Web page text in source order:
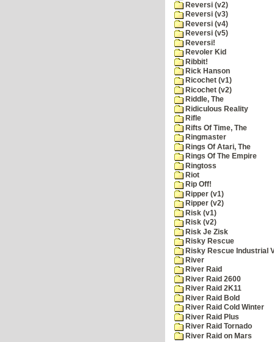
Reversi (v2)
Reversi (v3)
Reversi (v4)
Reversi (v5)
Reversi!
Revoler Kid
Ribbit!
Rick Hanson
Ricochet (v1)
Ricochet (v2)
Riddle, The
Ridiculous Reality
Rifle
Rifts Of Time, The
Ringmaster
Rings Of Atari, The
Rings Of The Empire
Ringtoss
Riot
Rip Off!
Ripper (v1)
Ripper (v2)
Risk (v1)
Risk (v2)
Risk Je Zisk
Risky Rescue
Risky Rescue Industrial
River
River Raid
River Raid 2600
River Raid 2K11
River Raid Bold
River Raid Cold Winter
River Raid Plus
River Raid Tornado
River Raid on Mars